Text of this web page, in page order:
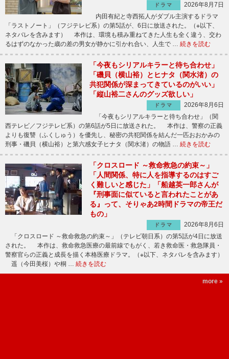
ドラマ
2026年8月7日
内田有紀と寺西拓人がダブル主演するドラマ
「ラストノート」（フジテレビ系）の第5話が、6日に放送された。（※以下、
ネタバレを含みます） 本作は、環境も積み重ねてきた人生も全く違う、交わ
るはずのなかった歳の差の男女が静かに引かれ合い、人生で … 続きを読む
「今夜もシリアルキラーと待ち合わせ」
「磯貝（横山裕）とヒナタ（関水渚）の
共犯関係が深まってきているのがいい」
「縦山裕二さんのグッズ欲しい」
ドラマ
2026年8月6日
「今夜もシリアルキラーと待ち合わせ」（関
西テレビ／フジテレビ系）の第6話が5日に放送された。 本作は、警察の正義
よりも復讐（ふくしゅう）を優先し、秘密の共犯関係を結んだ一匹おおかみの
刑事・磯貝（横山裕）と第六感女子ヒナタ（関水渚）の物語 … 続きを読む
「クロスロード ～救命救急の約束～」
「人間関係、特に人を指導するのはすご
く難しいと感じた」「船越英一郎さんが
『刑事面に似ていると言われたことがあ
る』って、そりゃあ2時間ドラマの帝王だ
もの」
ドラマ
2026年8月6日
「クロスロード ～救命救急の約束～」（テレビ朝日系）の第5話が4日に放送
された。 本作は、救命救急医療の最前線でもがく、若き救命医・救急隊員・
警察官らの正義と成長を描く本格医療ドラマ。（※以下、ネタバレを含みます）
遥（今田美桜）や桐 … 続きを読む
more »